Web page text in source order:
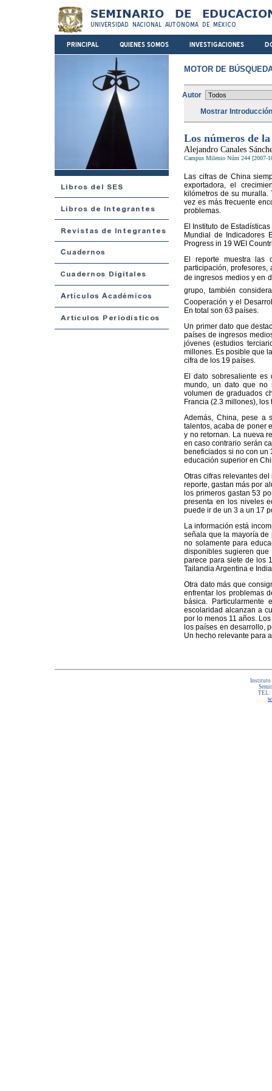
MOTOR DE
Autor
Mostrar
Los números de
Alejandro Canales
Campus Milenio Núm 244 [2007-
Las cifras de China
exportadora, el
kilómetros de su muralla.
vez es más frecuente
problemas.
El Instituto de
Mundial de Indicadores
Progress in 19 WEI
El reporte muestra las
participación,
de ingresos medios y en
grupo, también
Cooperación y el
En total son 63 países.
Un primer dato que
países de ingresos
jóvenes (estudios
millones. Es posible que
cifra de los 19 países.
El dato sobresaliente
mundo, un dato que no
volumen de graduados
Francia (2.3 millones),
Además, China, pese a
talentos, acaba de poner
y no retornan. La nueva
en caso contrario serán
beneficiados si no con un
educación superior en
Otras cifras relevantes
reporte, gastan más por
los primeros gastan 53
presenta en los niveles
puede ir de un 3 a un 17
La información está
señala que la mayoría de
no solamente para
disponibles sugieren
parece para siete de los
Tailandia Argentina e
Otra dato más que
enfrentar los problemas
básica.
escolaridad alcanzan a
por lo menos 11 años.
los países en desarrollo,
Un hecho relevante para
Instituto
TEL: